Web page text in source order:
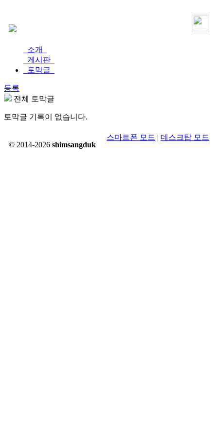
소개
게시판
토막글
등록
전체 토막글
토막글 기록이 없습니다.
© 2014-2026 shimsangduk
스마트폰 모드 | 데스크탑 모드